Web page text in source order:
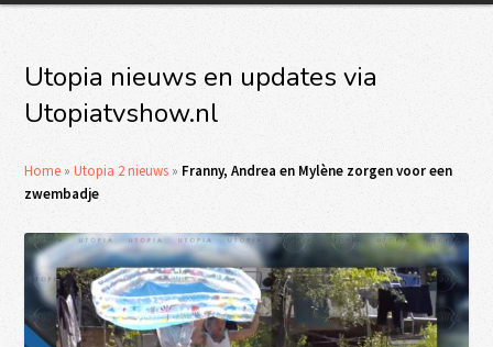
Utopia nieuws en updates via
Utopiatvshow.nl
Home »Utopia 2 nieuws » Franny, Andrea en Mylène zorgen voor een
zwembadje